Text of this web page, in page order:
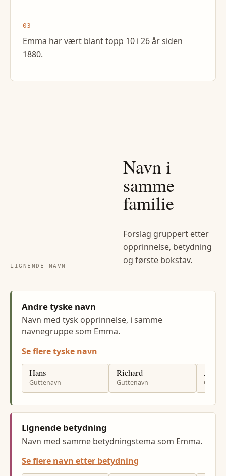
03
Emma har vært blant topp 10 i 26 år siden
1880.
LIGNENDE NAVN
Navn i
samme
familie
Forslag gruppert etter
opprinnelse, betydning
og første bokstav.
Andre tyske navn
Navn med tysk opprinnelse, i samme
navnegruppe som Emma.
Se flere tyske navn
Hans
Guttenavn
Richard
Guttenavn
Anton
Lignende betydning
Navn med samme betydningstema som Emma.
Se flere navn etter betydning